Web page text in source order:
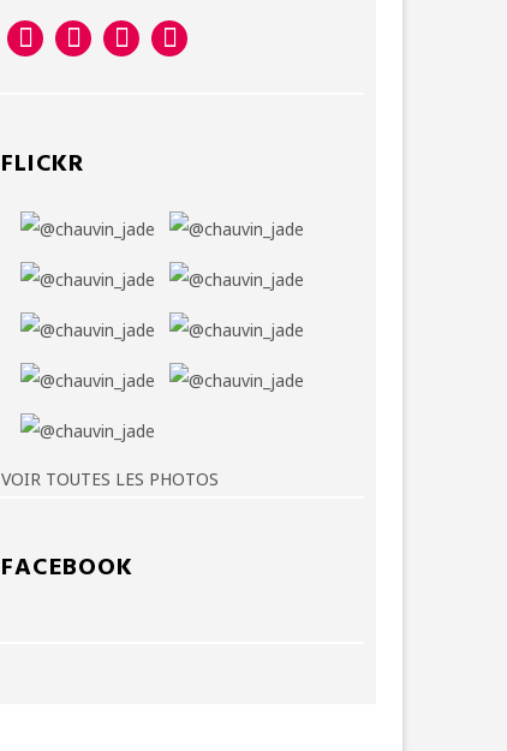
FLICKR
VOIR TOUTES LES PHOTOS
FACEBOOK